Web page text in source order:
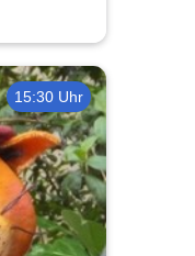
15:30 Uhr